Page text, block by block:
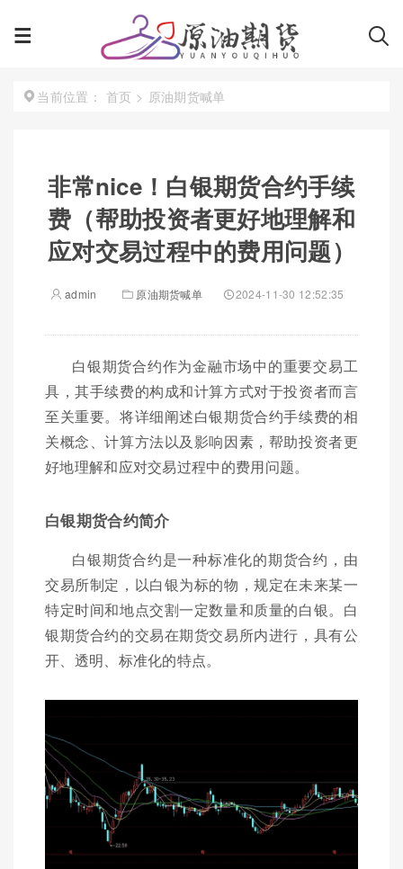
当前位置： 首页 > 原油期货喊单
非常nice！白银期货合约手续
费（帮助投资者更好地理解和
应对交易过程中的费用问题）
admin 原油期货喊单 2024-11-30 12:52:35
白银期货合约作为金融市场中的重要交易工
具，其手续费的构成和计算方式对于投资者而言
至关重要。将详细阐述白银期货合约手续费的相
关概念、计算方法以及影响因素，帮助投资者更
好地理解和应对交易过程中的费用问题。
白银期货合约简介
白银期货合约是一种标准化的期货合约，由
交易所制定，以白银为标的物，规定在未来某一
特定时间和地点交割一定数量和质量的白银。白
银期货合约的交易在期货交易所内进行，具有公
开、透明、标准化的特点。